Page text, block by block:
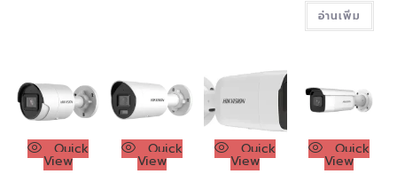
อ่านเพิ่ม
Quick
View
Quick
View
Quick
View
Quick
View